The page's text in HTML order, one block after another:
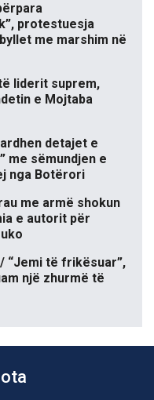
protestuesja
me marshim në
liderit suprem,
e Mojtaba
detajet e
me sëmundjen e
nga Botërori
me armë shokun
e autorit për
“Jemi të frikësuar”,
një zhurmë të